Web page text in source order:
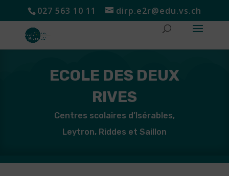
027 563 10 11 dirp.e2r@edu.vs.ch
ECOLE DES DEUX
RIVES
Centres scolaires d’Isérables,
Leytron, Riddes et Saillon